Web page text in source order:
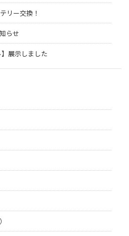
リー交換！
らせ
展示しました